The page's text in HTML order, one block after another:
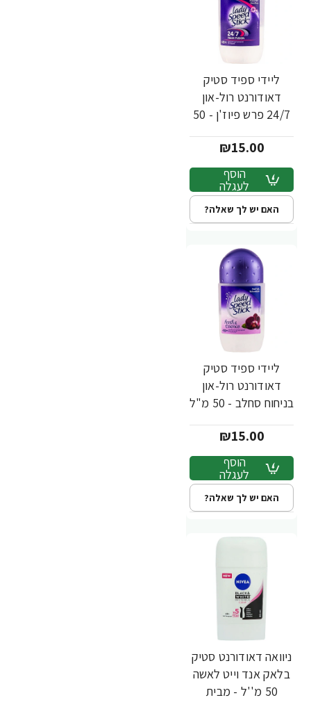
ליידי ספיד סטיק
דאודורנט רול-און
24/7 פרש פיוז'ן - 50
₪15.00
הוסף
לעגלה
האם יש לך שאלה?
ליידי ספיד סטיק
דאודורנט רול-און
בניחוח סחלב - 50 מ"ל
₪15.00
הוסף
לעגלה
האם יש לך שאלה?
ניוואה דאודורנט סטיק
בלאק אנד וייט לאשה
50 מ''ל - מבית